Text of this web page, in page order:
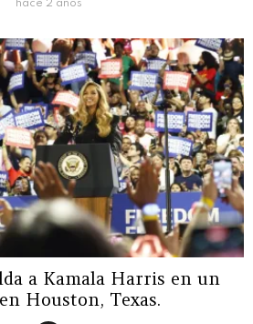
hace 2 años
a Kamala Harris en un
Houston, Texas.